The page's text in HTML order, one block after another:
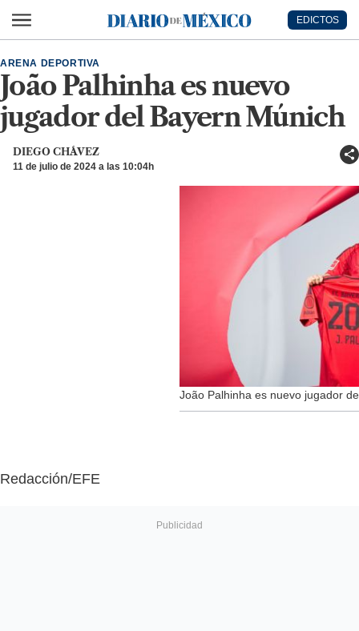
Diario de México
EDICTOS
João Palhinha es nuevo
jugador del Bayern Múnich
ARENA DEPORTIVA
DIEGO CHÁVEZ
11 de julio de 2024 a las 10:04h
João Palhinha es nuevo jugador
Redacción/EFE